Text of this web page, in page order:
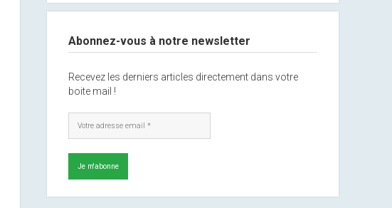
Abonnez-vous à notre newsletter
Recevez les derniers articles directement dans votre
boite mail !